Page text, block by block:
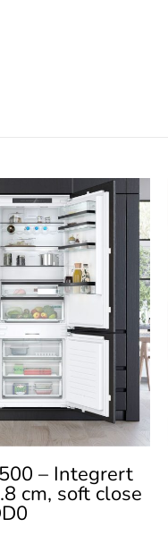
– Integrert
cm, soft close